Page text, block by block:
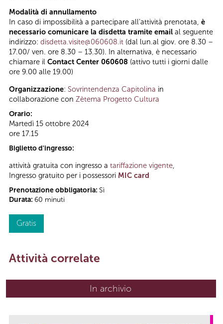
Modalità di annullamento
In caso di impossibilità a partecipare all’attività prenotata, è
necessario comunicare la disdetta tramite email al seguente
indirizzo: disdetta.visite@060608.it (dal lun.al giov. ore 8.30 –
17.00/ ven. ore 8.30 – 13.30). In alternativa, è necessario
chiamare il Contact Center 060608 (attivo tutti i giorni dalle
ore 9.00 alle 19.00)
Organizzazione: Sovrintendenza Capitolina in
collaborazione con Zètema Progetto Cultura
Orario:
Martedì 15 ottobre 2024
ore 17.15
Biglietto d'ingresso:
attività gratuita con ingresso a tariffazione vigente
Ingresso gratuito per i possessori MIC card
Prenotazione obbligatoria: Sì
Durata: 60 minuti
Gratis
Attività correlate
In archivio